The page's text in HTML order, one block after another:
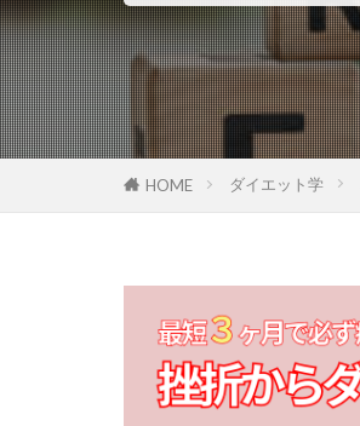
HOME ダイエット学